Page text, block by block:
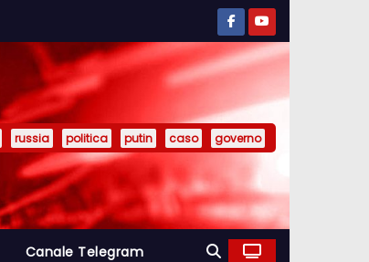
russia politica putin caso governo
Canale Telegram